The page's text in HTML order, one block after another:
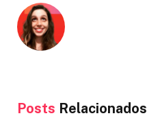
Posts Relacionados